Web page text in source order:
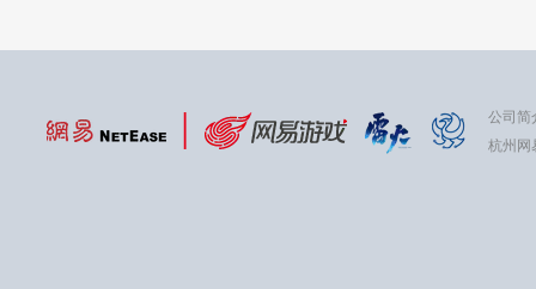
公司简
杭州